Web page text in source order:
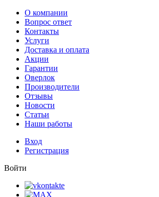
О компании
Вопрос ответ
Контакты
Услуги
Доставка и оплата
Акции
Гарантии
Оверлок
Производители
Отзывы
Новости
Статьи
Наши работы
Вход
Регистрация
Войти